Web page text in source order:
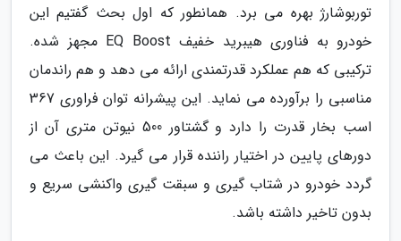
توربوشارژ بهره می برد. همانطور که اول بحث گفتیم این
خودرو به فناوری هیبرید خفیف EQ Boost مجهز شده.
ترکیبی که هم عملکرد قدرتمندی ارائه می دهد و هم راندمان
مناسبی را برآورده می نماید. این پیشرانه توان فراوری 367
اسب بخار قدرت را دارد و گشتاور 500 نیوتن متری آن از
دورهای پایین در اختیار راننده قرار می گیرد. این باعث می
گردد خودرو در شتاب گیری و سبقت گیری واکنشی سریع و
بدون تاخیر داشته باشد.